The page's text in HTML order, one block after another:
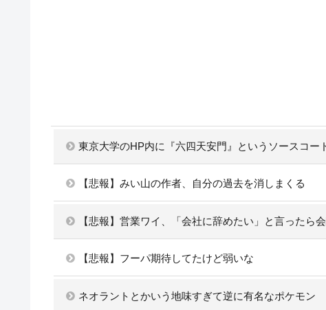
東京大学のHP内に『六四天安門』というソースコ
【悲報】みい山の作者、自分の過去を消しまくる
【悲報】営業ワイ、「会社に辞めたい」と言ったら
【悲報】フーパ期待してたけど弱いな
ネオラントとかいう地味すぎて逆に有名なポケモン